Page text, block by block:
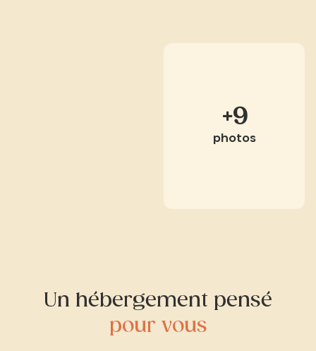
+9
photos
Un hébergement pensé
pour vous